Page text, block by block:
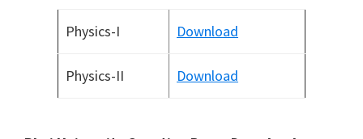
Physics-I Download
Physics-II Download